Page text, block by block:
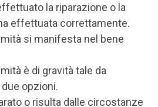
la riparazione o la
effettuata correttamente.
si manifesta nel bene
è di gravità tale da
opzioni.
o risulta dalle circostanze